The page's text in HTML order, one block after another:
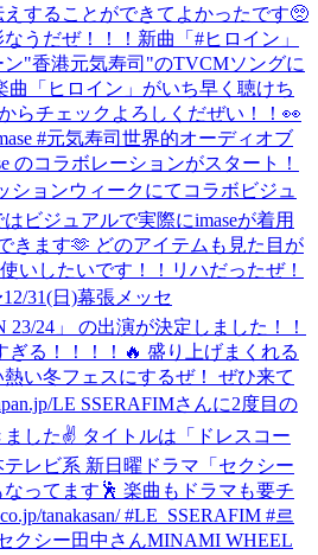
することができてよかったです🥺
うだぜ！！！ 新曲「#ヒロイン」
"香港元気寿司"のTVCMソングに
曲「ヒロイン」がいち早く聴けち
らチェックよろしくだぜい！！👀
#元気寿司 世界的オーディオブ
のコラボレーションがスタート！
ションウィークにてコラボビジュ
ビジュアルで実際にimaseが着用
きます🫶 どのアイテムも見た目が
いしたいです！！ リハだったぜ！
31(日)幕張メッセ
23/24」 の出演が決定しました！！
ぎる！！！！🔥 盛り上げまくれる
い冬フェスにするぜ！ ぜひ来て
LE SSERAFIMさんに2度目の
した✌️ タイトルは「ドレスコー
テレビ系 新日曜ドラマ「セクシー
ってます🕺 楽曲もドラマも要チ
tanakasan/ #LE_SSERAFIM #르
クシー田中さんMINAMI WHEEL